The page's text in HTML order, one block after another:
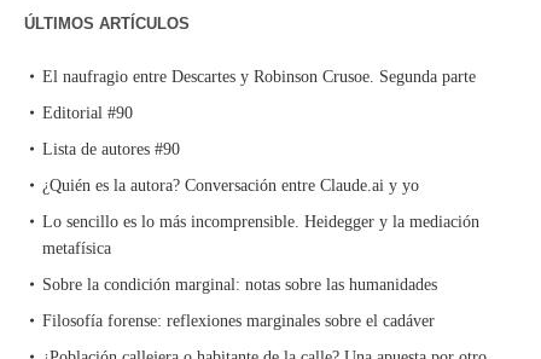
ÚLTIMOS ARTÍCULOS
El naufragio entre Descartes y Robinson Crusoe. Segunda parte
Editorial #90
Lista de autores #90
¿Quién es la autora? Conversación entre Claude.ai y yo
Lo sencillo es lo más incomprensible. Heidegger y la mediación
metafísica
Sobre la condición marginal: notas sobre las humanidades
Filosofía forense: reflexiones marginales sobre el cadáver